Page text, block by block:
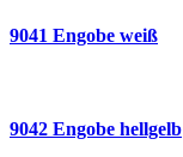
9041 Engobe weiß
9042 Engobe hellgelb